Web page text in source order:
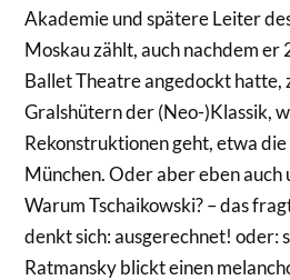
Akademie und spätere Leiter
Moskau zählt, auch nachdem
Ballet Theatre angedockt hatte,
Gralshütern der (Neo-)Klassik,
Rekonstruktionen geht, etwa
München. Oder aber eben auch
Warum Tschaikowski? – das
denkt sich: ausgerechnet! oder:
Ratmansky blickt einen